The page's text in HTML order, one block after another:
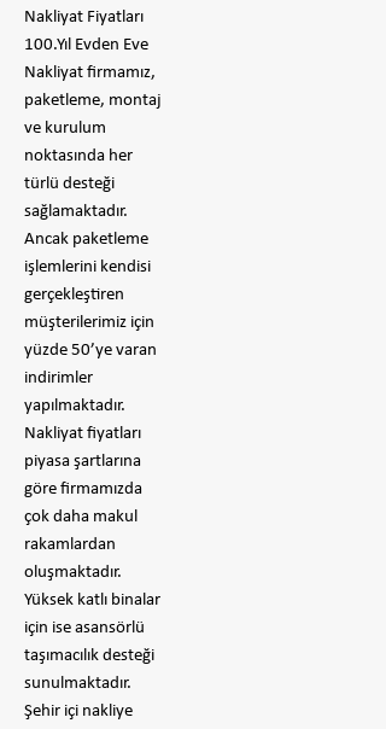
Nakliyat Fiyatları
100.Yıl Evden Eve
Nakliyat firmamız,
paketleme, montaj
ve kurulum
noktasında her
türlü desteği
sağlamaktadır.
Ancak paketleme
işlemlerini kendisi
gerçekleştiren
müşterilerimiz için
yüzde 50’ye varan
indirimler
yapılmaktadır.
Nakliyat fiyatları
piyasa şartlarına
göre firmamızda
çok daha makul
rakamlardan
oluşmaktadır.
Yüksek katlı binalar
için ise asansörlü
taşımacılık desteği
sunulmaktadır.
Şehir içi nakliye